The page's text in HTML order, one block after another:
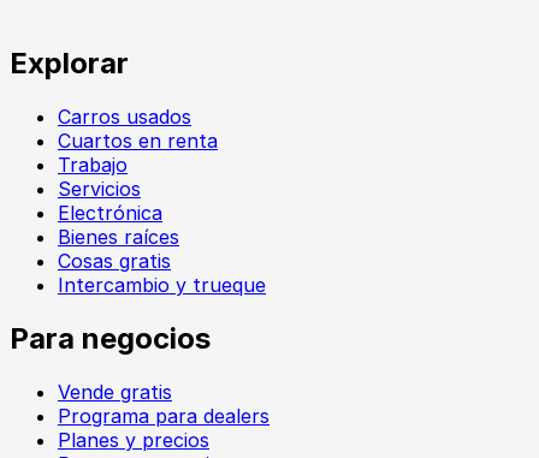
Explorar
Carros usados
Cuartos en renta
Trabajo
Servicios
Electrónica
Bienes raíces
Cosas gratis
Intercambio y trueque
Para negocios
Vende gratis
Programa para dealers
Planes y precios